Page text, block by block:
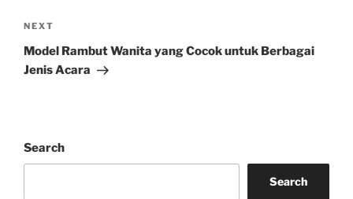
Next
Post
NEXT
Model Rambut Wanita yang Cocok untuk Berbagai
Jenis Acara
Search
Search